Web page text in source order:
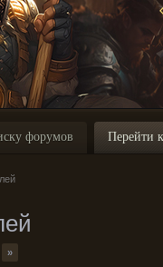
форумов Перейти
»